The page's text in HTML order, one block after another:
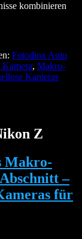
kombinieren
Fotodiox Auto
, Makro-
Kameras
Z
Makro-
–
für